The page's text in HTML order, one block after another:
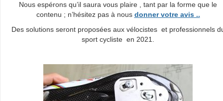
Nous espérons qu’il saura vous plaire , tant par la forme que le
contenu ; n’hésitez pas à nous donner votre avis ..
Des solutions seront proposées aux vélocistes et professionnels
sport cycliste en 2021.